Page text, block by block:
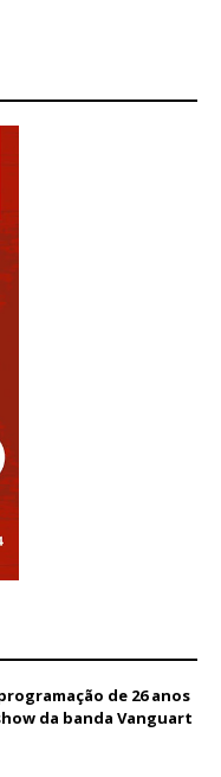
de 26 anos
da banda Vanguart